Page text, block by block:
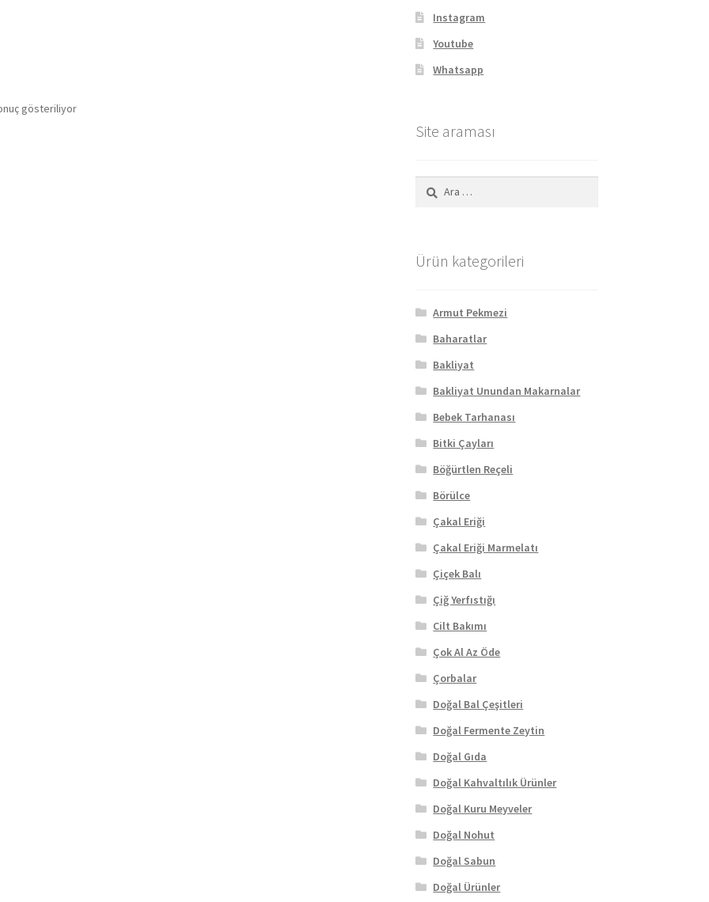
gösteriliyor
Instagram
Youtube
Whatsapp
Site araması
Arama:
Ürün kategorileri
Armut Pekmezi
Baharatlar
Bakliyat
Bakliyat Unundan Makarnalar
Bebek Tarhanası
Bitki Çayları
Böğürtlen Reçeli
Börülce
Çakal Eriği
Çakal Eriği Marmelatı
Çiçek Balı
Çiğ Yerfıstığı
Cilt Bakımı
Çok Al Az Öde
Çorbalar
Doğal Bal Çeşitleri
Doğal Fermente Zeytin
Doğal Gıda
Doğal Kahvaltılık Ürünler
Doğal Kuru Meyveler
Doğal Nohut
Doğal Sabun
Doğal Ürünler